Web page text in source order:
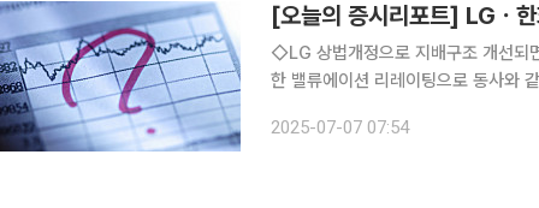
[오늘의 증시리포트] LGㆍ
◇LG 상법개정으로 지배구조 개선되
한 밸류에이션 리레이팅으로 동사와
2025-07-07 07:54